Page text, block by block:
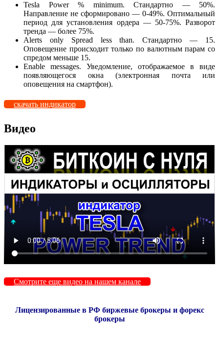
Tesla Power % minimum. Стандартно — 50%.
Направление не сформировано — 0-49%. Оптимальный
период для установления ордера — 50-75%. Разворот
тренда — более 75%.
Alerts only Spread less than. Стандартно — 15.
Оповещение происходит только по валютным парам со
спредом меньше 15.
Enable messages. Уведомление, отображаемое в виде
появляющегося окна (электронная почта или
оповещения на смартфон).
скачать индикатор
Видео
Смотрите еще видео на нашем канале
Лицензированные в РФ биржевые брокеры и форекс
брокеры